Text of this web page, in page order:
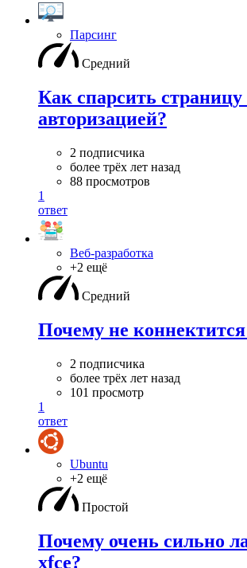
Парсинг
Средний
Как спарсить страницу
авторизацией?
2 подписчика
более трёх лет назад
88 просмотров
1
ответ
Веб-разработка
+2 ещё
Средний
Почему не
2 подписчика
более трёх лет назад
101 просмотр
1
ответ
Ubuntu
+2 ещё
Простой
Почему очень сильно
xfce?